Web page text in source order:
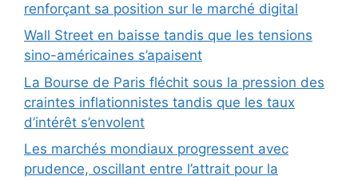
renforçant sa position sur le marché digital
Wall Street en baisse tandis que les tensions
sino-américaines s’apaisent
La Bourse de Paris fléchit sous la pression des
craintes inflationnistes tandis que les taux
d’intérêt s’envolent
Les marchés mondiaux progressent avec
prudence, oscillant entre l’attrait pour la